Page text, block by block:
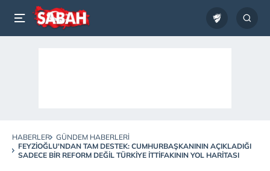
HABERLER
GÜNDEM HABERLERI
FEYZIOĞLU'NDAN TAM DESTEK: CUMHURBAŞKANININ AÇIKLADIĞI
SADECE BIR REFORM DEĞIL TÜRKIYE ITTIFAKININ YOL HARITASI